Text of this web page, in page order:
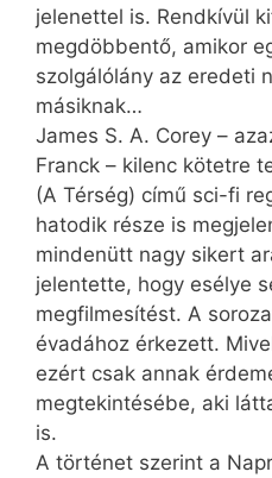
jelenettel is. Rendkívül
megdöbbentő, amikor
szolgálólány az eredeti
másiknak…
James S. A. Corey –
Franck – kilenc kötetre
(A Térség) című sci-fi
hatodik része is
mindenütt nagy sikert
jelentette, hogy esélye
megfilmesítést. A
évadához érkezett.
ezért csak annak
megtekintésébe, aki
is.
A történet szerint a